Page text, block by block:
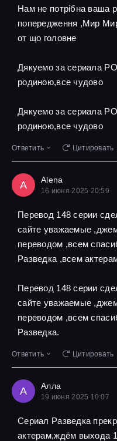
Нам не потрібна ваша
попередження ,Мир
от що головне
Дякуемо за сериала
родиною,все чудово
Дякуемо за сериала
родиною,все чудово
Ответить Цитировать
A Alena
16 июня 2025 20:59
Перевод 148 серии
сайте уважаемые
переводом ,всем
Разведка ,всем
Перевод 148 серии
сайте уважаемые
переводом ,всем
Разведка.
Ответить Цитировать
А Алла
19 июня 2025 10:07
Сериал Разведка
актерам,ждём выхода